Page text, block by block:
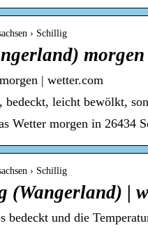
› Schillig
morgen
| wetter.com
bedeckt, leicht bewölkt,
Wetter morgen in 26434
› Schillig
(Wangerland) |
bedeckt und die